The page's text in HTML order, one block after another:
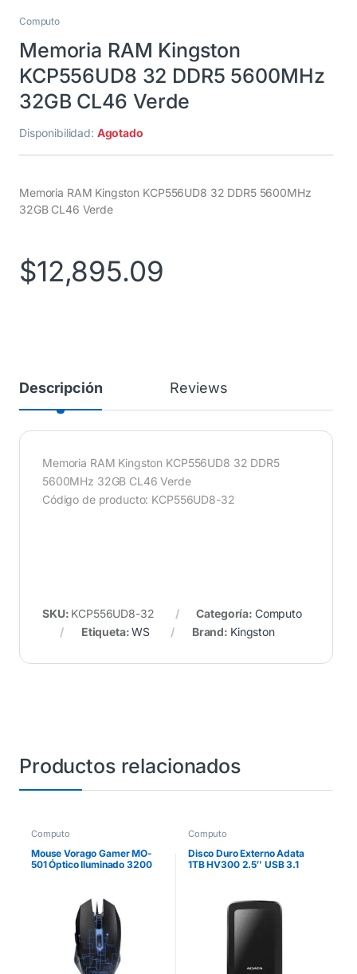
Computo
Memoria RAM Kingston
KCP556UD8 32 DDR5 5600MHz
32GB CL46 Verde
Disponibilidad: Agotado
Memoria RAM Kingston KCP556UD8 32 DDR5 5600MHz
32GB CL46 Verde
$12,895.09
Descripción Reviews
Memoria RAM Kingston KCP556UD8 32 DDR5
5600MHz 32GB CL46 Verde
Código de producto: KCP556UD8-32
SKU: KCP556UD8-32 Categoría: Computo
Etiqueta:WS Brand: Kingston
Productos relacionados
Computo
Mouse Vorago Gamer MO-
501 Óptico Iluminado 3200
Computo
Disco Duro Externo Adata
1TB HV300 2.5″ USB 3.1